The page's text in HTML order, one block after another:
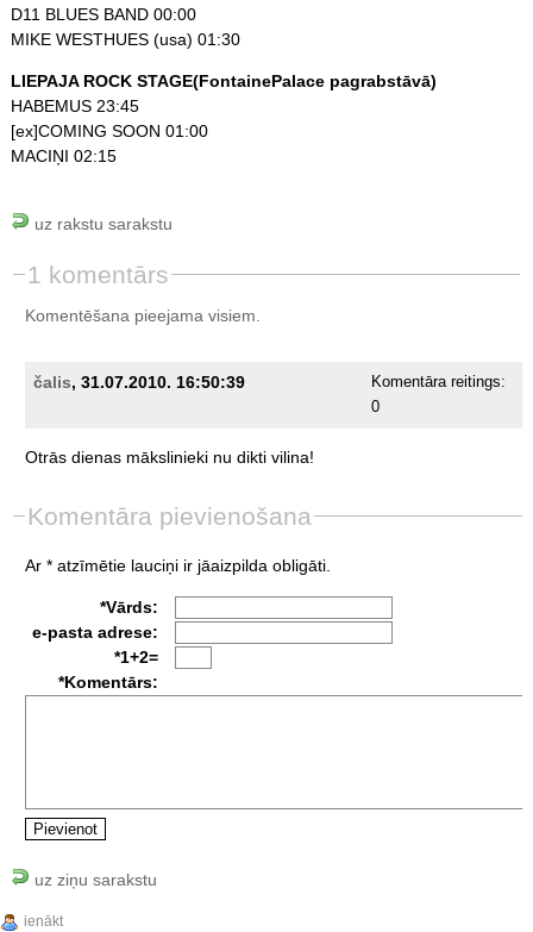
D11 BLUES BAND 00:00
MIKE WESTHUES (usa) 01:30
LIEPAJA ROCK STAGE(FontainePalace pagrabstāvā)
HABEMUS 23:45
[ex]COMING SOON 01:00
MACIŅI 02:15
uz rakstu sarakstu
1 komentārs
Komentēšana pieejama visiem.
čalis, 31.07.2010. 16:50:39
Komentāra reitings:
0
Otrās dienas mākslinieki nu dikti vilina!
Komentāra pievienošana
Ar * atzīmētie lauciņi ir jāaizpilda obligāti.
*Vārds:
e-pasta adrese:
*1+2=
*Komentārs:
uz ziņu sarakstu
ienākt